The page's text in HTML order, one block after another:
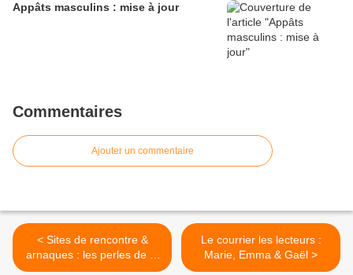
Appâts masculins : mise à jour
Commentaires
Ajouter un commentaire
< Sites de rencontre &
arnaques : les perles de la
semaine 31
Le courrier les lecteurs :
Marie, Emma & Gaël >